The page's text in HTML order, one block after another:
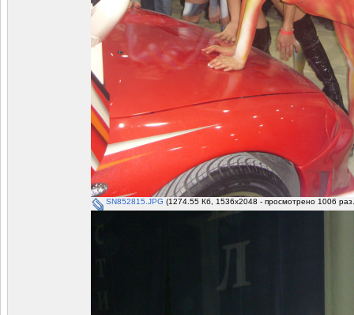
SN852815.JPG (1274.55 Кб, 1536x2048 - просмотрено 1006